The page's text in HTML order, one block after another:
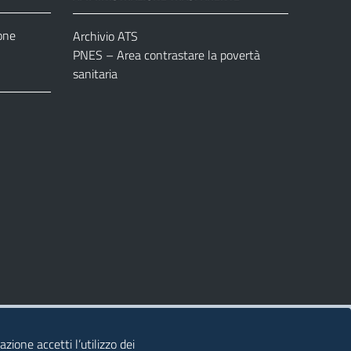
Archivio ATS
PNES – Area contrastare la povertà
sanitaria
accetti l’utilizzo dei